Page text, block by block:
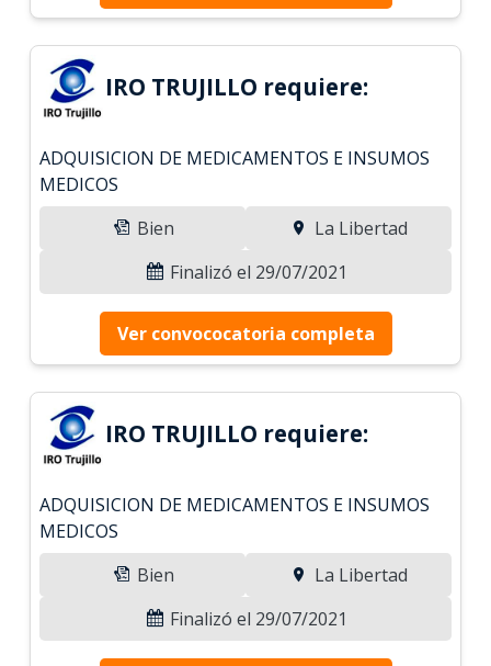
IRO TRUJILLO requiere:
ADQUISICION DE MEDICAMENTOS E INSUMOS
MEDICOS
Bien
La Libertad
Finalizó el 29/07/2021
Ver convococatoria completa
IRO TRUJILLO requiere:
ADQUISICION DE MEDICAMENTOS E INSUMOS
MEDICOS
Bien
La Libertad
Finalizó el 29/07/2021